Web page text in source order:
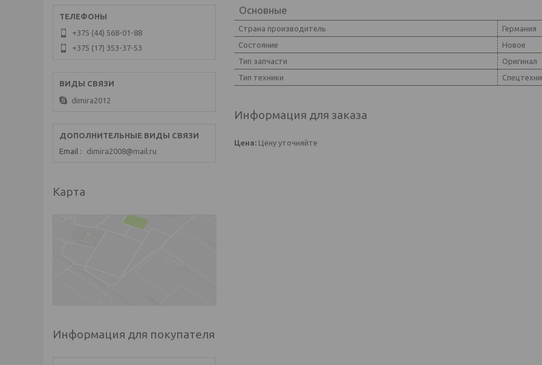
Основные
Страна производитель
Германия
Состояние
Новое
Тип запчасти
Оригинал
Тип техники
Информация для заказа
Цена: Цену уточняйте
+375 (44) 568-01-88
+375 (17) 353-37-53
dimira2012
Email dimira2008@mail.ru
Карта
Информация для покупателя